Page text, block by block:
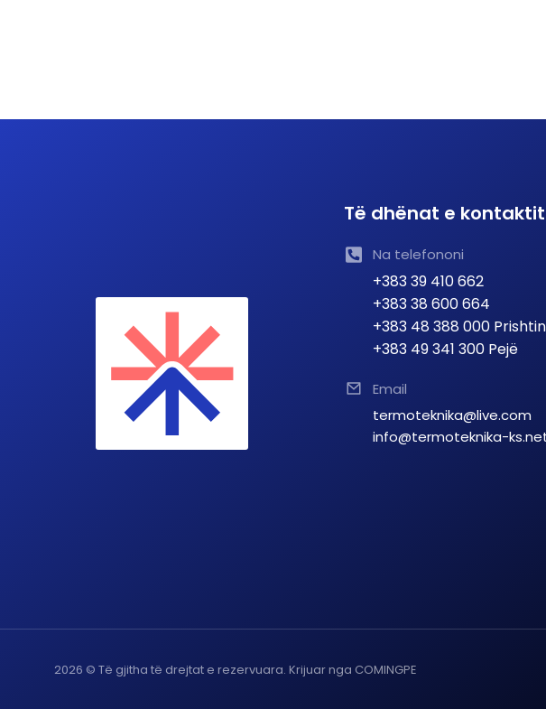
Të dhënat e kontaktit
Na telefononi
+383 39 410 662
+383 38 600 664
+383 48 388 000
+383 49 341 300 Pejë
Email
termoteknika@live.com
info@termoteknika-
2026 © Të gjitha të drejtat e rezervuara. Krijuar nga COMINGPE